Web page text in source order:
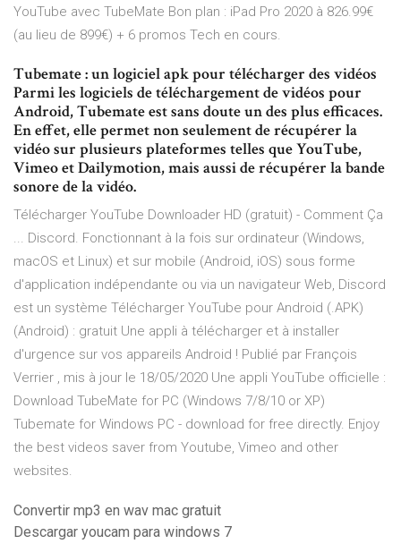
YouTube avec TubeMate Bon plan : iPad Pro 2020 à 826.99€
(au lieu de 899€) + 6 promos Tech en cours.
Tubemate : un logiciel apk pour télécharger des vidéos
Parmi les logiciels de téléchargement de vidéos pour
Android, Tubemate est sans doute un des plus efficaces.
En effet, elle permet non seulement de récupérer la
vidéo sur plusieurs plateformes telles que YouTube,
Vimeo et Dailymotion, mais aussi de récupérer la bande
sonore de la vidéo.
Télécharger YouTube Downloader HD (gratuit) - Comment Ça
... Discord. Fonctionnant à la fois sur ordinateur (Windows,
macOS et Linux) et sur mobile (Android, iOS) sous forme
d'application indépendante ou via un navigateur Web, Discord
est un système Télécharger YouTube pour Android (.APK)
(Android) : gratuit Une appli à télécharger et à installer
d'urgence sur vos appareils Android ! Publié par François
Verrier , mis à jour le 18/05/2020 Une appli YouTube officielle :
Download TubeMate for PC (Windows 7/8/10 or XP)
Tubemate for Windows PC - download for free directly. Enjoy
the best videos saver from Youtube, Vimeo and other
websites.
Convertir mp3 en wav mac gratuit
Descargar youcam para windows 7